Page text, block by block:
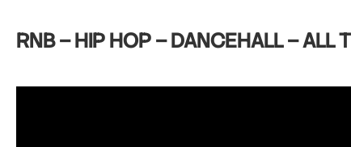
RNB – HIP HOP – DANCEHALL – ALL